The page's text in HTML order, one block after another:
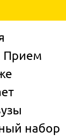
Прием
набор